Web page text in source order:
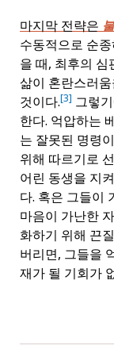
마지막 전략은
수동적으로 순
을 때, 최후의 심
삶이 혼란스러
것이다.[3] 그렇
한다. 억압하는
는 잘못된 명령
위해 따르기로
어린 동생을 지
다. 혹은 그들이
마음이 가난한
화하기 위해 끈
버리면, 그들을
재가 될 기회가